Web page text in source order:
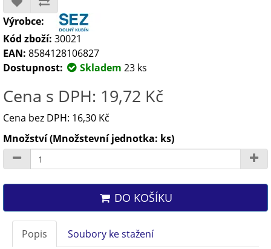
Výrobce:
Kód zboží: 30021
EAN: 8584128106827
Dostupnost:
Skladem 23 ks
Cena s DPH: 19,72 Kč
Cena bez DPH: 16,30 Kč
Množství (Množstevní jednotka: ks)
DO KOŠÍKU
Popis Soubory ke stažení